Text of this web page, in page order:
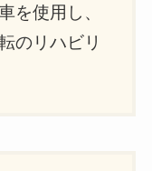
を使用し、
のリハビリ